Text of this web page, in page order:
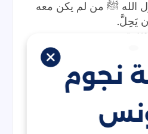
نجوم
الله ﷺ من لم يكن معه
يَحِلَّ.
عمر: أن رسول الله ﷺ،
الحُلَيْفَةِ، وأَهلُ الشَّام مِنَ